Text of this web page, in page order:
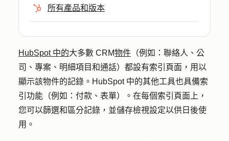
所有產品和版本
HubSpot 中的大多數 CRM物件 （例如：聯絡人、公
司、專案、明細項目和通話）都設有索引頁面，用以
顯示該物件的記錄。HubSpot 中的其他工具也具備索
引功能（例如：付款、表單）。在每個索引頁面上，
您可以篩選和區分記錄，並儲存檢視設定以供日後使
用。